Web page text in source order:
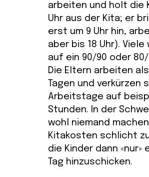
arbeiten und holt die
Uhr aus der Kita; er
erst um 9 Uhr hin,
aber bis 18 Uhr).
auf ein 90/90 oder
Die Eltern arbeiten
Tagen und verkürzen
Arbeitstage auf
Stunden. In der
wohl niemand
Kitakosten schlicht
die Kinder dann «nur»
Tag hinzuschicken.